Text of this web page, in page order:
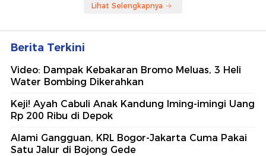
Lihat Selengkapnya
Berita Terkini
Video: Dampak Kebakaran Bromo Meluas, 3 Heli
Water Bombing Dikerahkan
Keji! Ayah Cabuli Anak Kandung Iming-imingi Uang
Rp 200 Ribu di Depok
Alami Gangguan, KRL Bogor-Jakarta Cuma Pakai
Satu Jalur di Bojong Gede